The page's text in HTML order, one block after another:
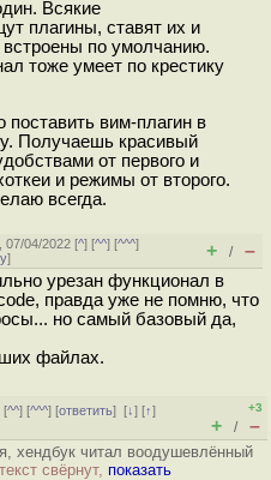
Всякие
плагины, ставят их и
по умолчанию.
тоже умеет по крестику
поставить вим-плагин в
Получаешь красивый
от первого и
и режимы от второго.
всегда.
07/04/2022 [^] [^^] [^^^]
] + / –
урезан функционал в
правда уже не помню, что
но самый базовый да,
файлах.
[^^] [^^^] [ответить][↓] [↑]
+3
+ / –
хендбук читал воодушевлённый
свёрнут, показать